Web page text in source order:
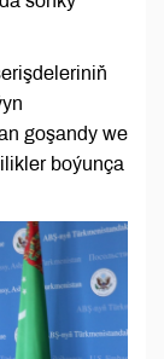
goşandy we
boýunça